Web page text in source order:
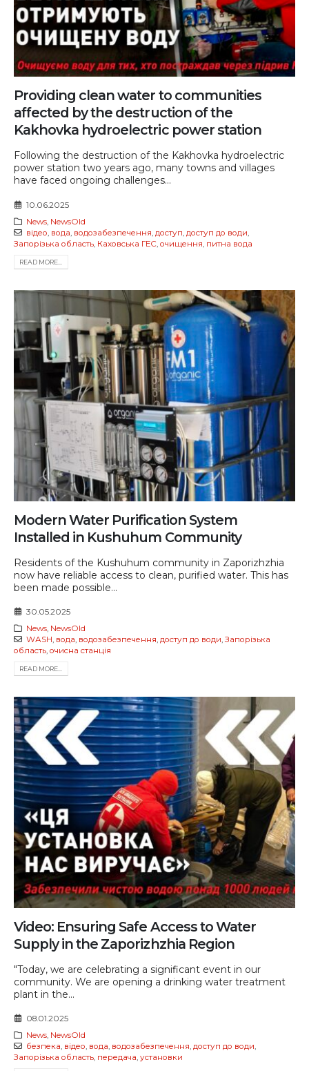
Providing clean water to communities
affected by the destruction of the
Kakhovka hydroelectric power station
Following the destruction of the Kakhovka hydroelectric
power station two years ago, many towns and villages
have faced ongoing challenges...
10.06.2025
News, NewsOld
відео вода водозабезпечення доступ доступ до води
Запорізька область Каховська ГЕС очищення питна вода
READ MORE...
Modern Water Purification System
Installed in Kushuhum Community
Residents of the Kushuhum community in Zaporizhzhia
now have reliable access to clean, purified water. This has
been made possible...
30.05.2025
News, NewsOld
WАSH, вода, водозабезпечення, доступ до води, Запорізька
область, очисна станція
READ MORE...
Video: Ensuring Safe Access to Water
Supply in the Zaporizhzhia Region
"Today, we are celebrating a significant event in our
community. We are opening a drinking water treatment
plant in the...
08.01.2025
News, NewsOld
безпека, відео, вода, водозабезпечення, доступ до води,
Запорізька область, передача, установки